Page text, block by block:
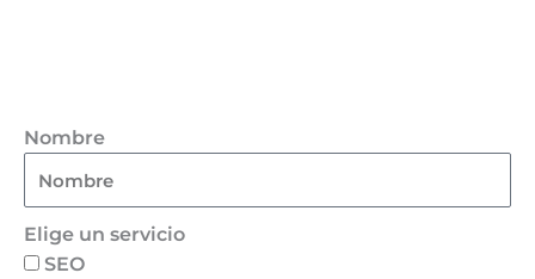
Nombre
Elige un servicio
SEO